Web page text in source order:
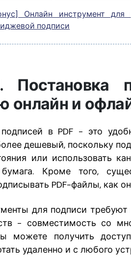
Онлайн инструмент для
подписи
Постановка
и
в PDF - это
дешевый, поскольку
или использовать
Кроме того,
PDF-файлы, как
для подписи
- совместимость со
можете получить
удаленно и с любого